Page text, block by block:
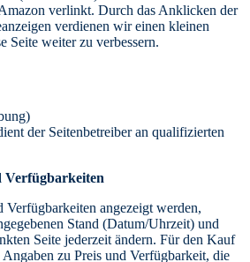
verlinkt. Durch das Anklicken der
verdienen wir einen kleinen
Seite weiter zu verbessern.
der Seitenbetreiber an qualifizierten
Verfügbarkeiten
Verfügbarkeiten angezeigt werden,
Stand (Datum/Uhrzeit) und
Seite jederzeit ändern. Für den Kauf
zu Preis und Verfügbarkeit, die